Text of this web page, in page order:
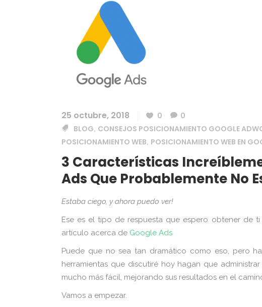
25 octubre, 2018 0
0
BLOG, CONSEJOS POSICIONAMIENTO GOOGLE
POSICIONAMIENTO WEB, POSICIONAMIENTO WEB EN
3 Características
Ads Que Probablemente No
Estaba ciego, y ahora puedo ver!
Ese es el tipo de respuesta que espero obtener de
artículo acerca de Google Ads
Puede que no sea tan dramático como eso, pero
herramientas que discutiré hoy hagan que
mucho más fácil, mejorando sus resultados en el
Vamos a empezar.